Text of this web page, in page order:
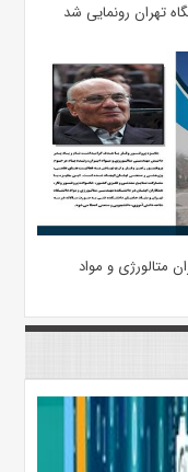
تهران رونمایی شد
متالورژی و مواد